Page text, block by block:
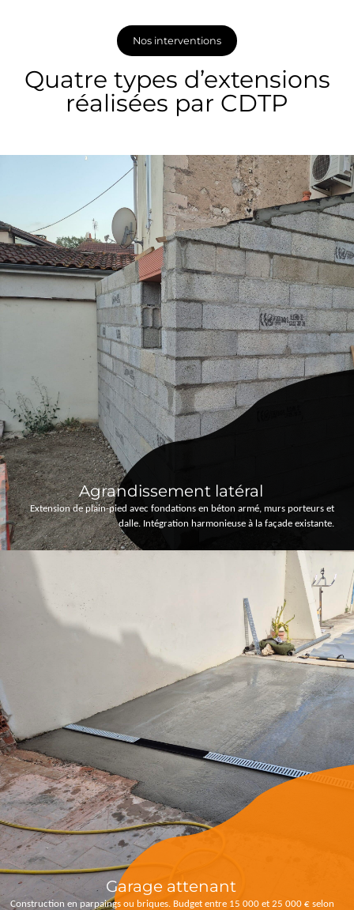
Nos interventions
Quatre types d’extensions
réalisées par CDTP
Agrandissement latéral
Extension de plain-pied avec fondations en béton armé, murs porteurs et
dalle. Intégration harmonieuse à la façade existante.
Garage attenant
Construction en parpaings ou briques. Budget entre 15 000 et 25 000 € selon